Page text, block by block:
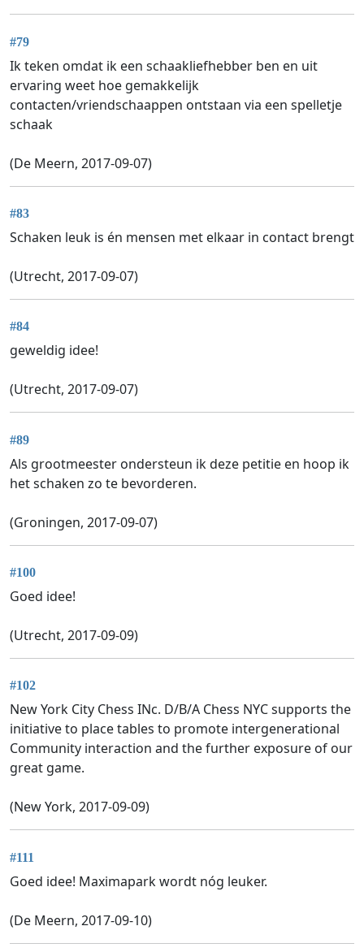
#79
Ik teken omdat ik een schaakliefhebber ben en uit
ervaring weet hoe gemakkelijk
contacten/vriendschaappen ontstaan via een spelletje
schaak
(De Meern, 2017-09-07)
#83
Schaken leuk is én mensen met elkaar in contact brengt
(Utrecht, 2017-09-07)
#84
geweldig idee!
(Utrecht, 2017-09-07)
#89
Als grootmeester ondersteun ik deze petitie en hoop ik
het schaken zo te bevorderen.
(Groningen, 2017-09-07)
#100
Goed idee!
(Utrecht, 2017-09-09)
#102
New York City Chess INc. D/B/A Chess NYC supports the
initiative to place tables to promote intergenerational
Community interaction and the further exposure of our
great game.
(New York, 2017-09-09)
#111
Goed idee! Maximapark wordt nóg leuker.
(De Meern, 2017-09-10)